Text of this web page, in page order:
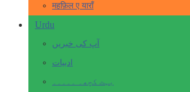
महफ़िल ए याराँ
Urdu
آپ کی خبریں
ادبیات
بہت کچھ۔ ۔۔۔۔۔